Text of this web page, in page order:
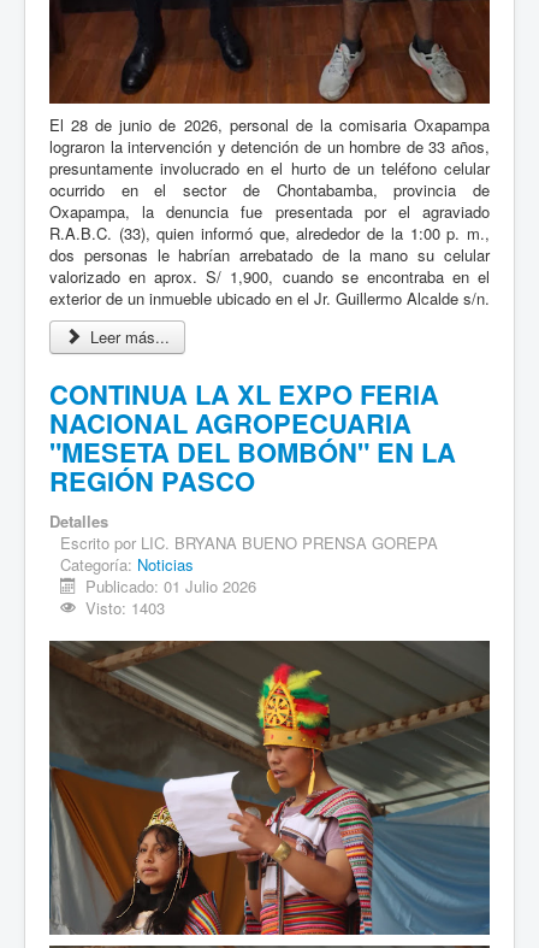
El 28 de junio de 2026, personal de la comisaria Oxapampa
lograron la intervención y detención de un hombre de 33 años,
presuntamente involucrado en el hurto de un teléfono celular
ocurrido en el sector de Chontabamba, provincia de
Oxapampa, la denuncia fue presentada por el agraviado
R.A.B.C. (33), quien informó que, alrededor de la 1:00 p. m.,
dos personas le habrían arrebatado de la mano su celular
valorizado en aprox. S/ 1,900, cuando se encontraba en el
exterior de un inmueble ubicado en el Jr. Guillermo Alcalde s/n.
Leer más...
CONTINUA LA XL EXPO FERIA
NACIONAL AGROPECUARIA
"MESETA DEL BOMBÓN" EN LA
REGIÓN PASCO
Detalles
Escrito por LIC. BRYANA BUENO PRENSA GOREPA
Categoría: Noticias
Publicado: 01 Julio 2026
Visto: 1403